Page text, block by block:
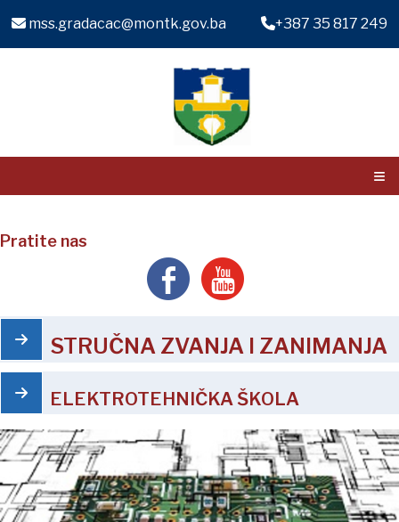
mss.gradacac@montk.gov.ba +387 35 817 249
≡
Pratite nas
STRUČNA ZVANJA I ZANIMANJA
ELEKTROTEHNIČKA ŠKOLA